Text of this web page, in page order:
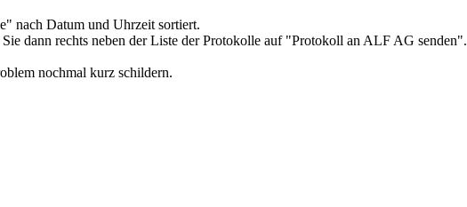
nach Datum und Uhrzeit sortiert.
dann rechts neben der Liste der Protokolle auf "Protokoll an ALF AG senden".
nochmal kurz schildern.